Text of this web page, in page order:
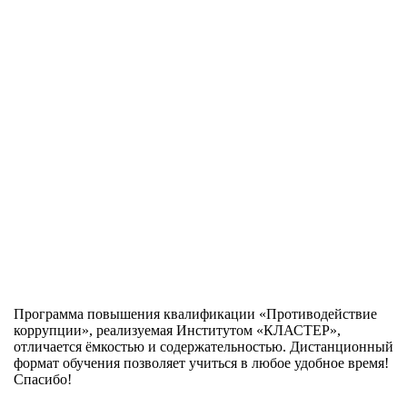
Программа повышения квалификации «Противодействие
коррупции», реализуемая Институтом «КЛАСТЕР»,
отличается ёмкостью и содержательностью. Дистанционный
формат обучения позволяет учиться в любое удобное время!
Спасибо!